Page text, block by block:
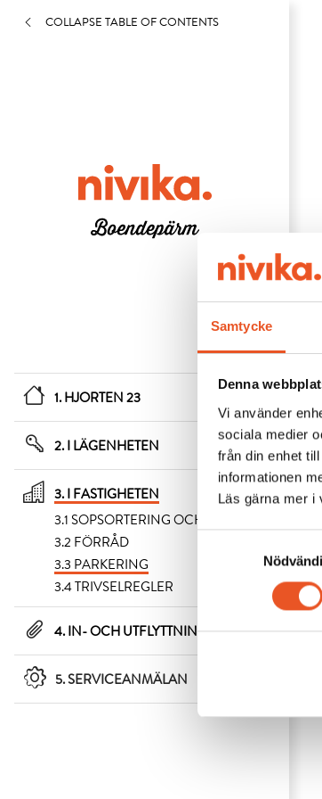
Samtycke
Denna
Vi använder
sociala medier
från din enhet
informationen
Läs gärna mer i
COLLAPSE TABLE OF CONTENTS
1. HJORTEN 23
2. I LÄGENHETEN
3. I FASTIGHETEN
3.1 SOPSORTERING OCH AVFALL
3.2 FÖRRÅD
3.3 PARKERING
3.4 TRIVSELREGLER
4. IN- OCH UTFLYTTNING
5. SERVICEANMÄLAN